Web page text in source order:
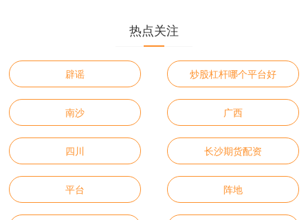
热点关注
辟谣 炒股杠杆哪个平台好
南沙 广西
四川 长沙期货配资
平台 阵地